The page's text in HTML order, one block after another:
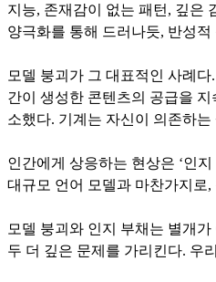
지능, 존재감이 없는 패턴, 깊은
양극화를 통해 드러나듯, 반성
모델 붕괴가 그 대표적인 사례
간이 생성한 콘텐츠의 공급을
소했다. 기계는 자신이 의존하
인간에게 상응하는 현상은 ‘인
대규모 언어 모델과 마찬가지로
모델 붕괴와 인지 부채는 별개
두 더 깊은 문제를 가리킨다. 우